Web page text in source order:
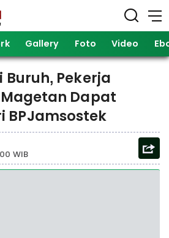
Gallery Foto Video
Pekerja
Dapat
BPJamsostek
WIB